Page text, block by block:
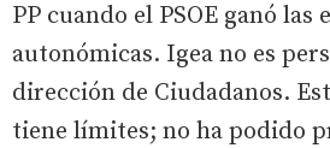
PP cuando el PSOE ganó las
autonómicas. Igea no es
dirección de Ciudadanos.
tiene límites; no ha podido